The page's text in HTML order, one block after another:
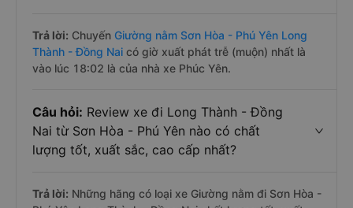
Trả lời: Chuyến Giường nằm Sơn Hòa - Phú Yên Long
Thành - Đồng Nai có giờ xuất phát trễ (muộn) nhất là
vào lúc 18:02 là của nhà xe Phúc Yên.
Câu hỏi: Review xe đi Long Thành - Đồng
Nai từ Sơn Hòa - Phú Yên nào có chất
lượng tốt, xuất sắc, cao cấp nhất?
Trả lời: Những hãng có loại xe Giường nằm đi Sơn Hòa -